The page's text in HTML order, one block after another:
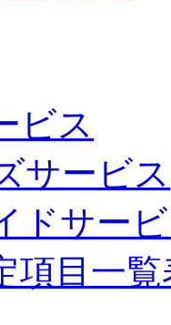
ビス
サービス
ドサー
項目一覧